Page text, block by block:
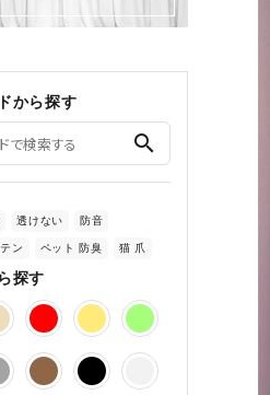
から探す
search
透けない 防音
ン ペット 防臭 猫 爪
探す